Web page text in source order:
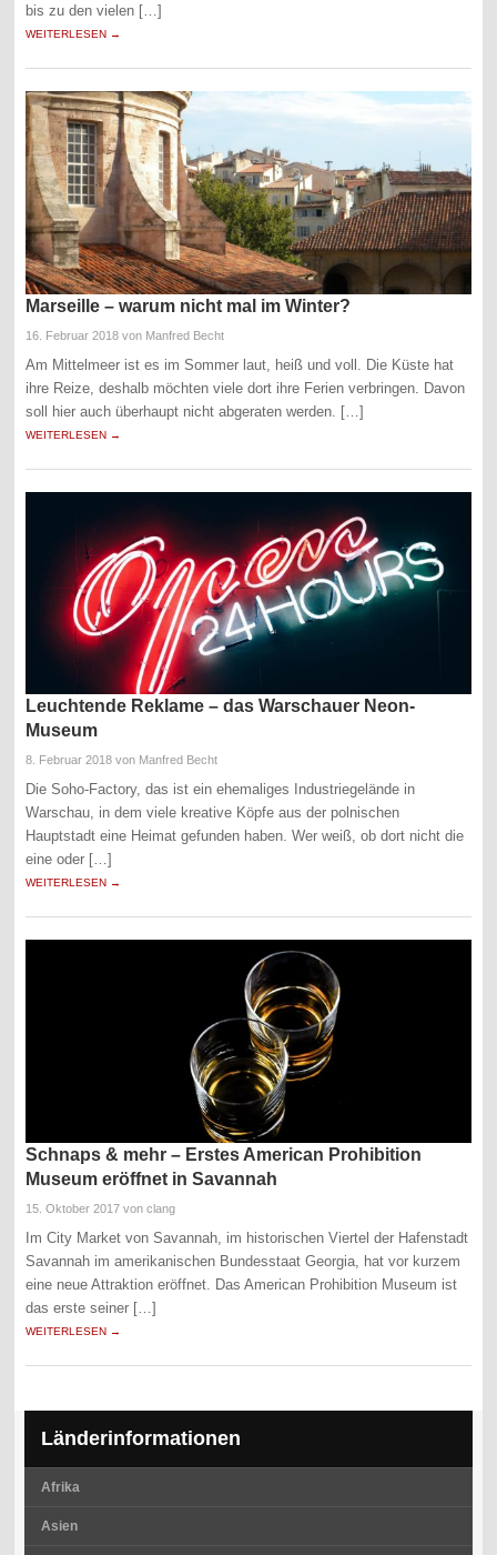
bis zu den vielen […]
WEITERLESEN →
Marseille – warum nicht mal im Winter?
16. Februar 2018 von Manfred Becht
Am Mittelmeer ist es im Sommer laut, heiß und voll. Die Küste hat
ihre Reize, deshalb möchten viele dort ihre Ferien verbringen. Davon
soll hier auch überhaupt nicht abgeraten werden. […]
WEITERLESEN →
Leuchtende Reklame – das Warschauer Neon-
Museum
8. Februar 2018 von Manfred Becht
Die Soho-Factory, das ist ein ehemaliges Industriegelände in
Warschau, in dem viele kreative Köpfe aus der polnischen
Hauptstadt eine Heimat gefunden haben. Wer weiß, ob dort nicht die
eine oder […]
WEITERLESEN →
Schnaps & mehr – Erstes American Prohibition
Museum eröffnet in Savannah
15. Oktober 2017 von clang
Im City Market von Savannah, im historischen Viertel der Hafenstadt
Savannah im amerikanischen Bundesstaat Georgia, hat vor kurzem
eine neue Attraktion eröffnet. Das American Prohibition Museum ist
das erste seiner […]
WEITERLESEN →
Länderinformationen
Afrika
Asien